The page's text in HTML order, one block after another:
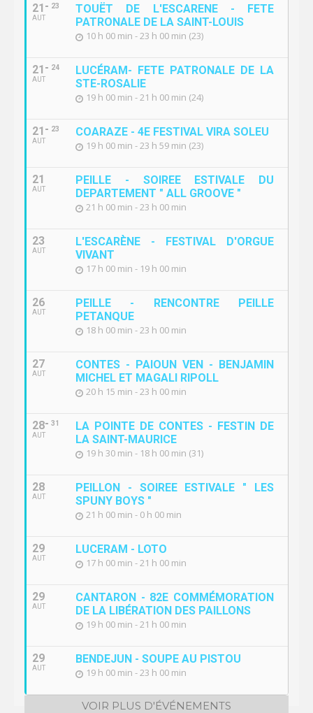
21
AUT
23
TOUËT DE L'ESCARENE - FETE
PATRONALE DE LA SAINT-LOUIS
10 h 00 min - 23 h 00 min (23)
21
AUT
24
LUCÉRAM- FETE PATRONALE DE LA
STE-ROSALIE
19 h 00 min - 21 h 00 min (24)
21
AUT
23 COARAZE - 4E FESTIVAL VIRA SOLEU
19 h 00 min - 23 h 59 min (23)
21
AUT
PEILLE - SOIREE ESTIVALE DU
DEPARTEMENT " ALL GROOVE "
21 h 00 min - 23 h 00 min
23
AUT
L'ESCARÈNE - FESTIVAL D'ORGUE
VIVANT
17 h 00 min - 19 h 00 min
26
AUT
PEILLE - RENCONTRE PEILLE
PETANQUE
18 h 00 min - 23 h 00 min
27
AUT
CONTES - PAIOUN VEN - BENJAMIN
MICHEL ET MAGALI RIPOLL
20 h 15 min - 23 h 00 min
28
AUT
31
LA POINTE DE CONTES - FESTIN DE
LA SAINT-MAURICE
19 h 30 min - 18 h 00 min (31)
28
AUT
PEILLON - SOIREE ESTIVALE " LES
SPUNY BOYS "
21 h 00 min - 0 h 00 min
29
AUT
LUCERAM - LOTO
17 h 00 min - 21 h 00 min
29
AUT
CANTARON - 82E COMMÉMORATION
DE LA LIBÉRATION DES PAILLONS
19 h 00 min - 21 h 00 min
29
AUT
BENDEJUN - SOUPE AU PISTOU
19 h 00 min - 23 h 00 min
VOIR PLUS D'ÉVÉNEMENTS